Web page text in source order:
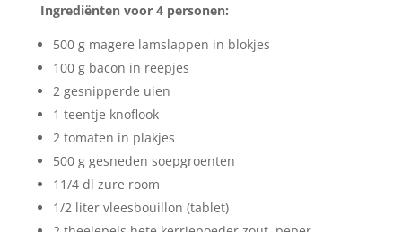
Ingrediënten voor 4 personen:
500 g magere lamslappen in blokjes
100 g bacon in reepjes
2 gesnipperde uien
1 teentje knoflook
2 tomaten in plakjes
500 g gesneden soepgroenten
11/4 dl zure room
1/2 liter vleesbouillon (tablet)